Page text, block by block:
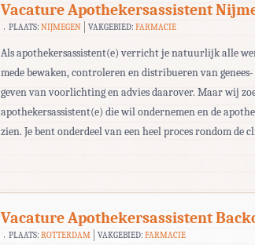
Vacature Apothekersassistent
PLAATS: NIJMEGEN VAKGEBIED:FARMACIE
Als apothekersassistent(e) verricht je natuurlijk alle
mede bewaken, controleren en distribueren van
geven van voorlichting en advies daarover. Maar wij
apothekersassistent(e) die wil ondernemen en de
zien. Je bent onderdeel van een heel proces rondom de
Vacature Apothekersassistent
PLAATS: ROTTERDAM VAKGEBIED:FARMACIE